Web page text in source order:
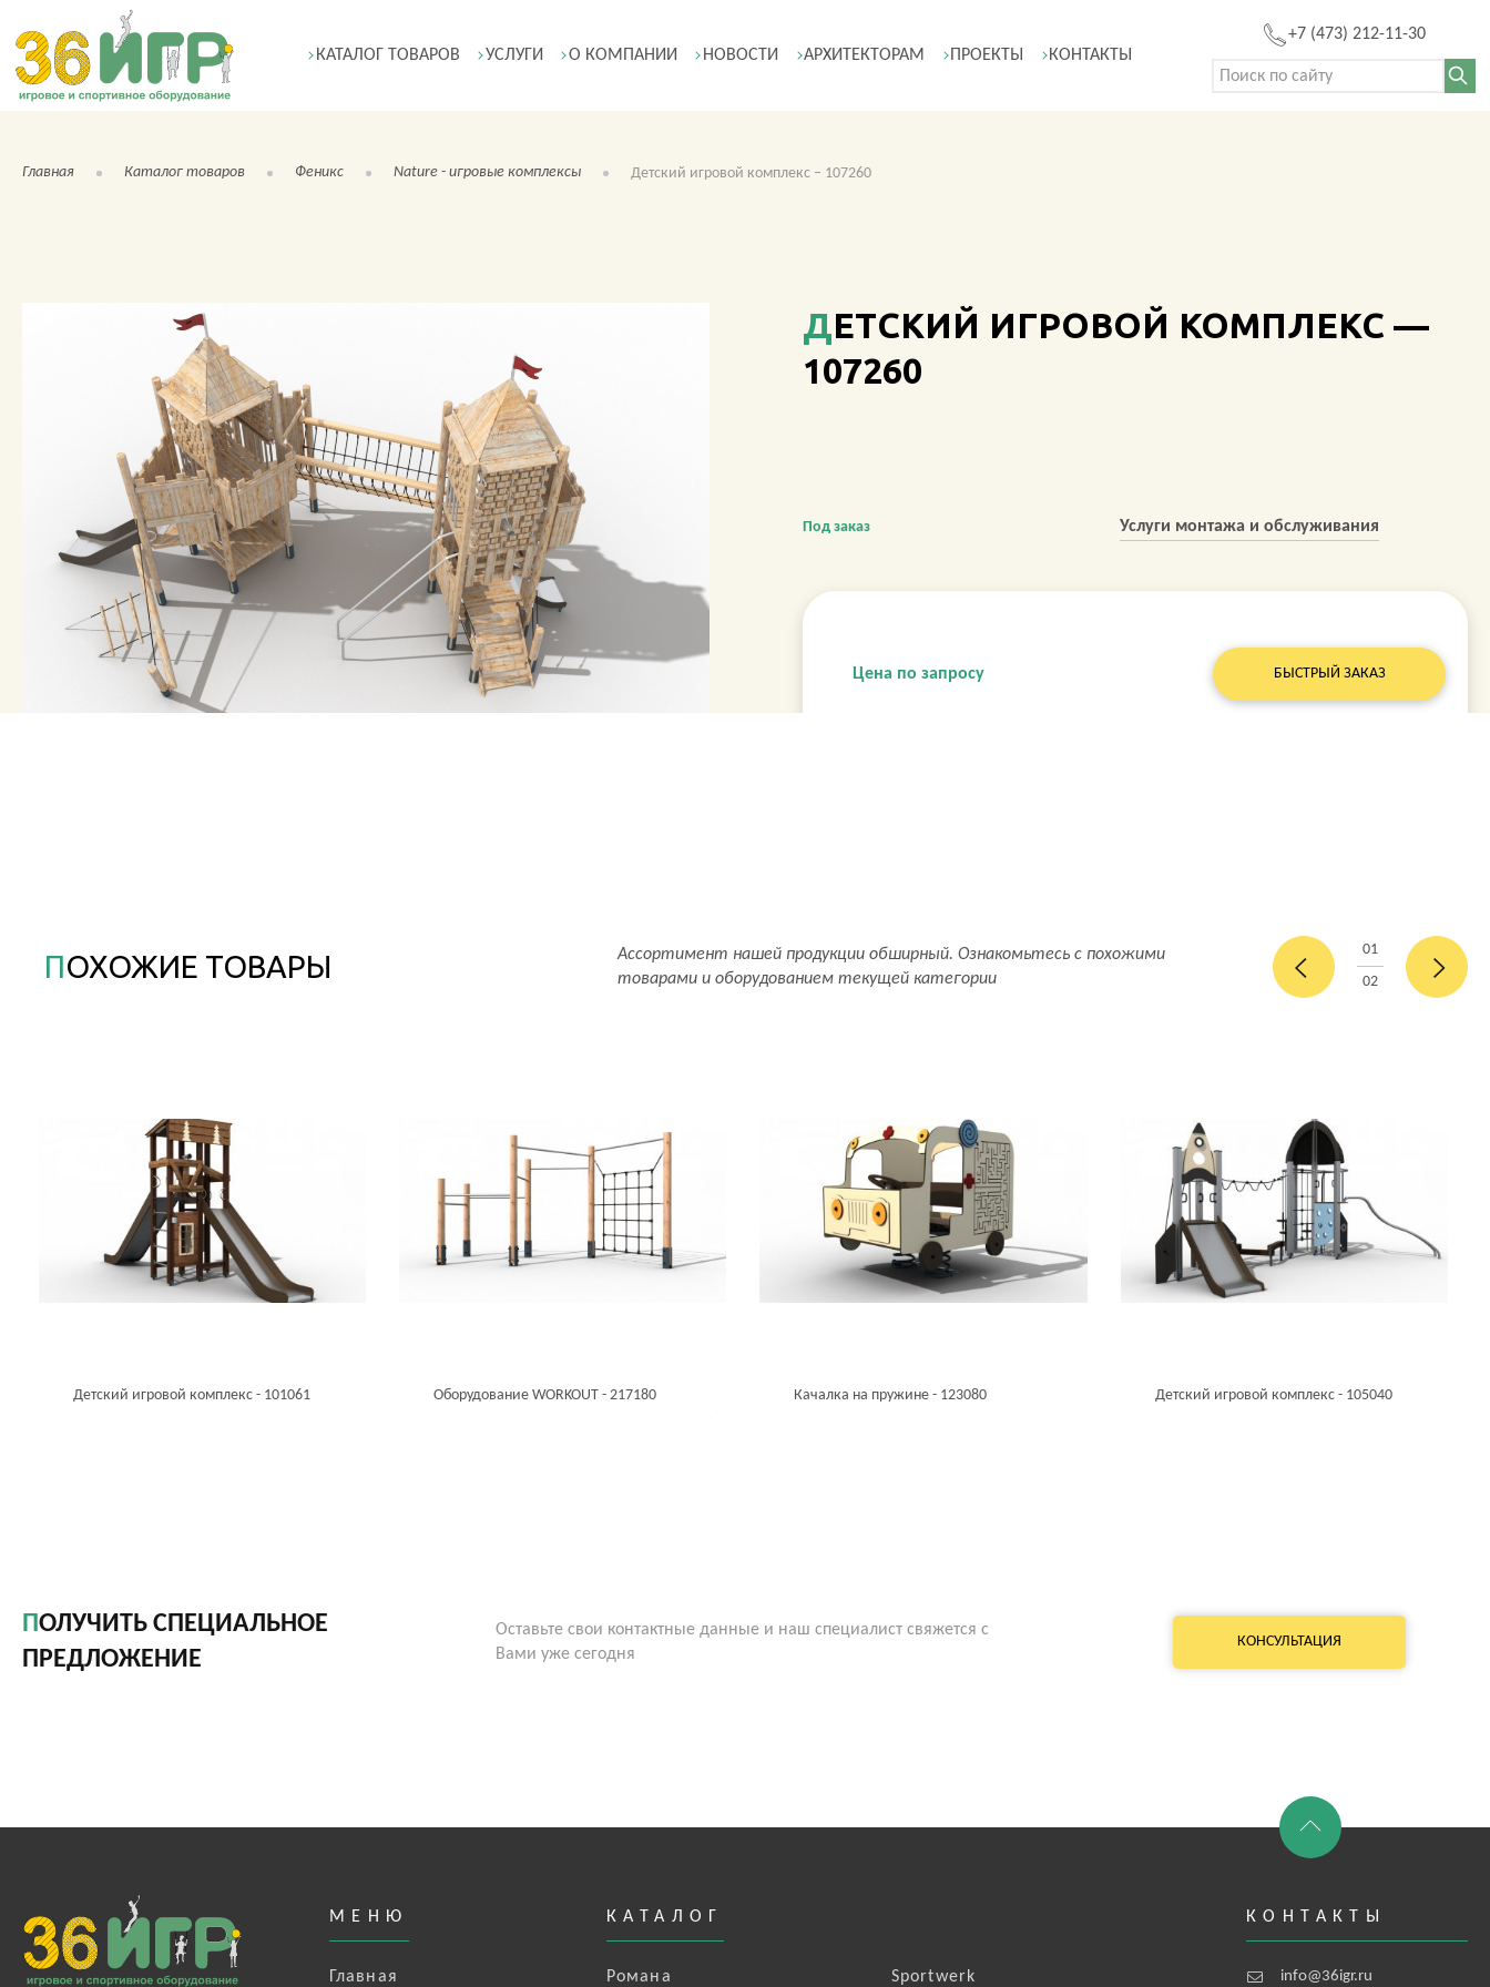
КАТАЛОГ ТОВАРОВ УСЛУГИ О КОМПАНИИ НОВОСТИ АРХИТЕКТОРАМ ПРОЕКТЫ КОНТАКТЫ
+7 (473) 212-11-30
Поиск:
Главная Каталог товаров Феникс Nature - игровые комплексы Детский игровой комплекс – 107260
ДЕТСКИЙ ИГРОВОЙ КОМПЛЕКС —
107260
Под заказ Услуги монтажа и обслуживания
Цена по запросу БЫСТРЫЙ ЗАКАЗ
ПОХОЖИЕ ТОВАРЫ
Ассортимент нашей продукции обширный. Ознакомьтесь с похожими
товарами и оборудованием текущей категории
01
02
Детский игровой комплекс - 101061 Оборудование WORKOUT - 217180 Качалка на пружине - 123080 Детский игровой комплекс - 105040
ПОЛУЧИТЬ СПЕЦИАЛЬНОЕ
ПРЕДЛОЖЕНИЕ
Оставьте свои контактные данные и наш специалист свяжется с
Вами уже сегодня
КОНСУЛЬТАЦИЯ
МЕНЮ
Главная
КАТАЛОГ
Романа Sportwerk
КОНТАКТЫ
info@36igr.ru